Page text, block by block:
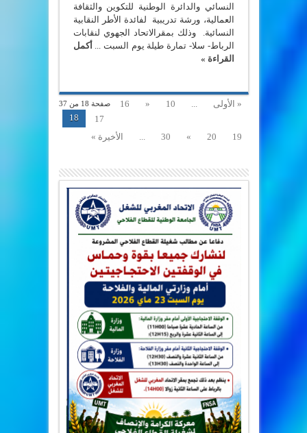
النسائي والدائرة الوطنية للتكوين والثقافة
العمالية، ورشة تدريبية لفائدة الأطر النقابية
النسائية. وذلك بمقرالاتحاد الجهوي لنقابات
الرباط- سلا- تمارة طيلة يوم السبت ... أكمل
القراءة »
صفحة 18 من 37 « الأولى ...
10
«
16
17
18
19
20
»
30
... الأخيرة »